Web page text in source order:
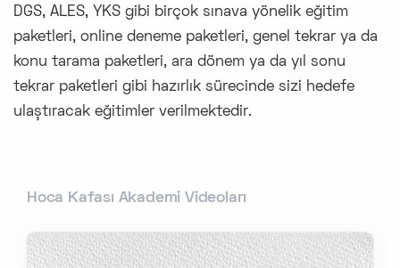
DGS, ALES, YKS gibi birçok sınava yönelik eğitim
paketleri, online deneme paketleri, genel tekrar ya da
konu tarama paketleri, ara dönem ya da yıl sonu
tekrar paketleri gibi hazırlık sürecinde sizi hedefe
ulaştıracak eğitimler verilmektedir.
Hoca Kafası Akademi Videoları